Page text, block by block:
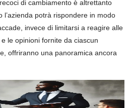
di cambiamento è altrettanto
potrà rispondere in modo
invece di limitarsi a reagire alle
le opinioni fornite da ciascun
offriranno una panoramica ancora